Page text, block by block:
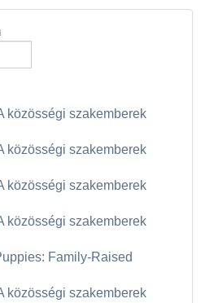
közösségi szakemberek
közösségi szakemberek
közösségi szakemberek
közösségi szakemberek
Family-Raised
közösségi szakemberek